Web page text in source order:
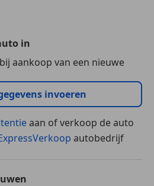
in
aankoop van een nieuwe
invoeren
aan of verkoop de auto
autobedrijf